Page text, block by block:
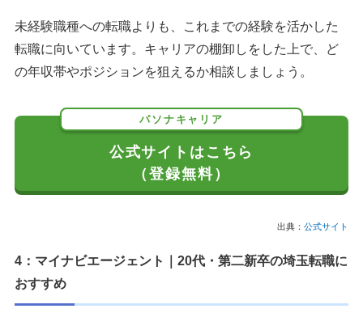
未経験職種への転職よりも、これまでの経験を活かした
転職に向いています。キャリアの棚卸しをした上で、ど
の年収帯やポジションを狙えるか相談しましょう。
パソナキャリア
公式サイトはこちら
（登録無料）
出典： 公式サイト
4：マイナビエージェント｜20代・第二新卒の埼玉転職に
おすすめ